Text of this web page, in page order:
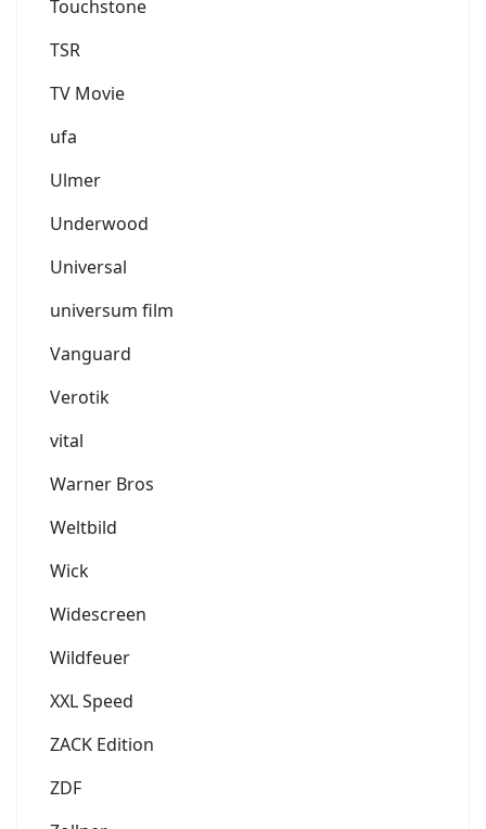
Touchstone
TSR
TV Movie
ufa
Ulmer
Underwood
Universal
universum film
Vanguard
Verotik
vital
Warner Bros
Weltbild
Wick
Widescreen
Wildfeuer
XXL Speed
ZACK Edition
ZDF